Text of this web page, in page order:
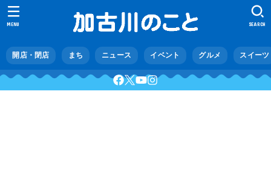
開店・閉店 まち ニュース イベント グルメ スイーツ
SEARCH
MENU